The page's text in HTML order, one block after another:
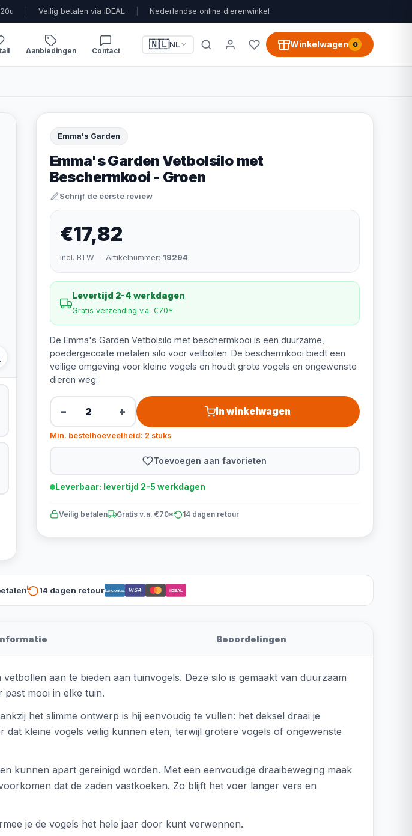
Veilig betalen via iDEAL Nederlandse online dierenwinkel
Aanbiedingen Contact
🇳🇱NL Winkelwagen 0
Emma's Garden
Emma's Garden Vetbolsilo met
Beschermkooi - Groen
Schrijf de eerste review
€17,82
incl. BTW · Artikelnummer: 19294
Levertijd 2-4 werkdagen
Gratis verzending v.a. €70*
De Emma's Garden Vetbolsilo met beschermkooi is een duurzame,
poedergecoate metalen silo voor vetbollen. De beschermkooi biedt een
veilige omgeving voor kleine vogels en houdt grote vogels en ongewenste
dieren weg.
− + In winkelwagen
Min. bestelhoeveelheid: 2 stuks
Toevoegen aan favorieten
Leverbaar: levertijd 2-5 werkdagen
Veilig betalen Gratis v.a. €70* 14 dagen retour
14 dagen retourBancontact VISA iDEAL
Beoordelingen
aan te bieden aan tuinvogels. Deze silo is gemaakt van duurzaam
past mooi in elke tuin.
het slimme ontwerp is hij eenvoudig te vullen: het deksel draai je
kleine vogels veilig kunnen eten, terwijl grotere vogels of ongewenste
kunnen apart gereinigd worden. Met een eenvoudige draaibeweging maak
dat de zaden vastkoeken. Zo blijft het voer langer vers en
je de vogels het hele jaar door kunt verwennen.